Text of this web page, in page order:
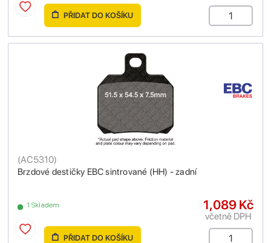
PŘIDAT DO KOŠÍKU
Brzdové destičky EBC sintrované (HH) - zadní
(AC5310)
1 Skladem 1,089 Kč
včetně DPH
PŘIDAT DO KOŠÍKU